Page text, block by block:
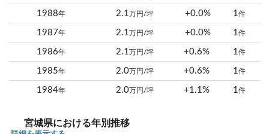
1988年 2.1 万円/坪 +0.0% 1件
1987年 2.1 万円/坪 +0.0% 1件
1986年 2.1 万円/坪 +0.6% 1件
1985年 2.0 万円/坪 +0.6% 1件
1984年 2.0 万円/坪 +1.1% 1件
宮城県における年別推移